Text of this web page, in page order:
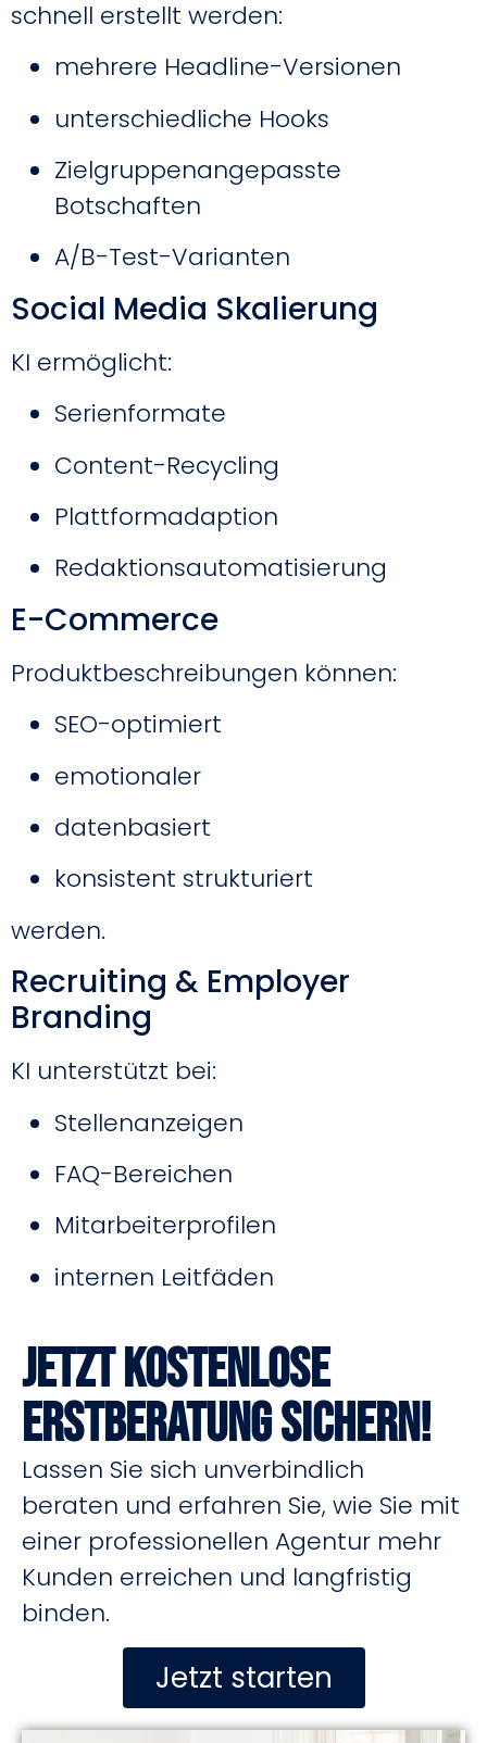
schnell erstellt werden:
mehrere Headline-Versionen
unterschiedliche Hooks
Zielgruppenangepasste
Botschaften
A/B-Test-Varianten
Social Media Skalierung
KI ermöglicht:
Serienformate
Content-Recycling
Plattformadaption
Redaktionsautomatisierung
E-Commerce
Produktbeschreibungen können:
SEO-optimiert
emotionaler
datenbasiert
konsistent strukturiert
werden.
Recruiting & Employer
Branding
KI unterstützt bei:
Stellenanzeigen
FAQ-Bereichen
Mitarbeiterprofilen
internen Leitfäden
Jetzt kostenlose
Erstberatung sichern!
Lassen Sie sich unverbindlich
beraten und erfahren Sie, wie Sie mit
einer professionellen Agentur mehr
Kunden erreichen und langfristig
binden.
Jetzt starten